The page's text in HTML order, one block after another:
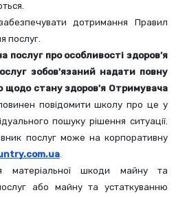
дотримання Правил
послуг.
послуг про особливості здоров’я
зобов'язаний надати повну
щодо стану здоров'я Отримувача
повідомити школу про це у
пошуку рішення ситуації.
послуг може на корпоративну
.
матеріальної шкоди майну та
або майну та устаткуванню